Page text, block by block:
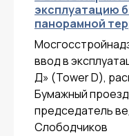
эксплуатацию
панорамной
ввод в
Д» (Tower D),
Бумажный
председатель
Слободчиков